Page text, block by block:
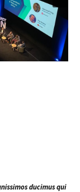
ducimus qui